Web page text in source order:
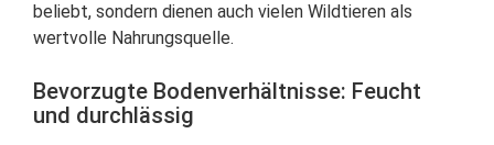
beliebt, sondern dienen auch vielen Wildtieren als
wertvolle Nahrungsquelle.
Bevorzugte Bodenverhältnisse: Feucht
und durchlässig